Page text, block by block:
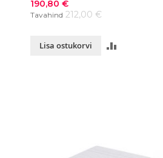
Soodushind
190,80 €
Tavahind 212,00 €
Lisa ostukorvi